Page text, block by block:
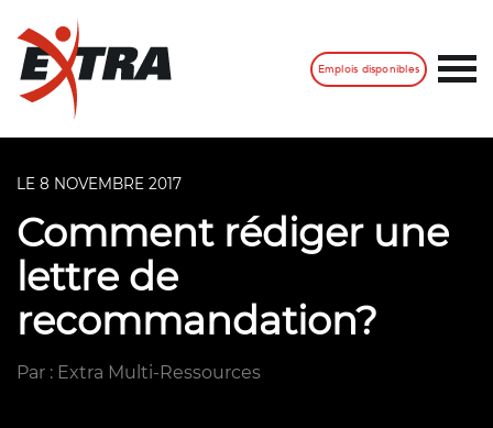
Emplois disponibles
LE 8 NOVEMBRE 2017
Comment rédiger une
lettre de
recommandation?
Par : Extra Multi-Ressources